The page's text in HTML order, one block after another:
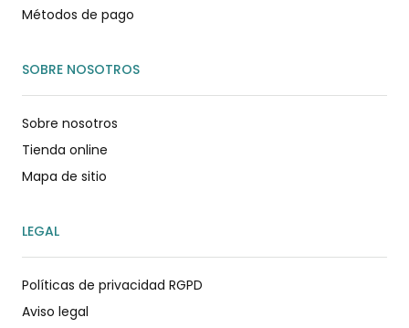
Métodos de pago
SOBRE NOSOTROS
Sobre nosotros
Tienda online
Mapa de sitio
LEGAL
Políticas de privacidad RGPD
Aviso legal